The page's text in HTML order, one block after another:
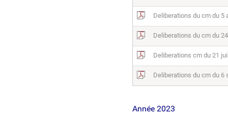
Deliberations du cm du 5
Deliberations du cm du
Deliberations cm du 21
Deliberations du cm du 6
Année 2023